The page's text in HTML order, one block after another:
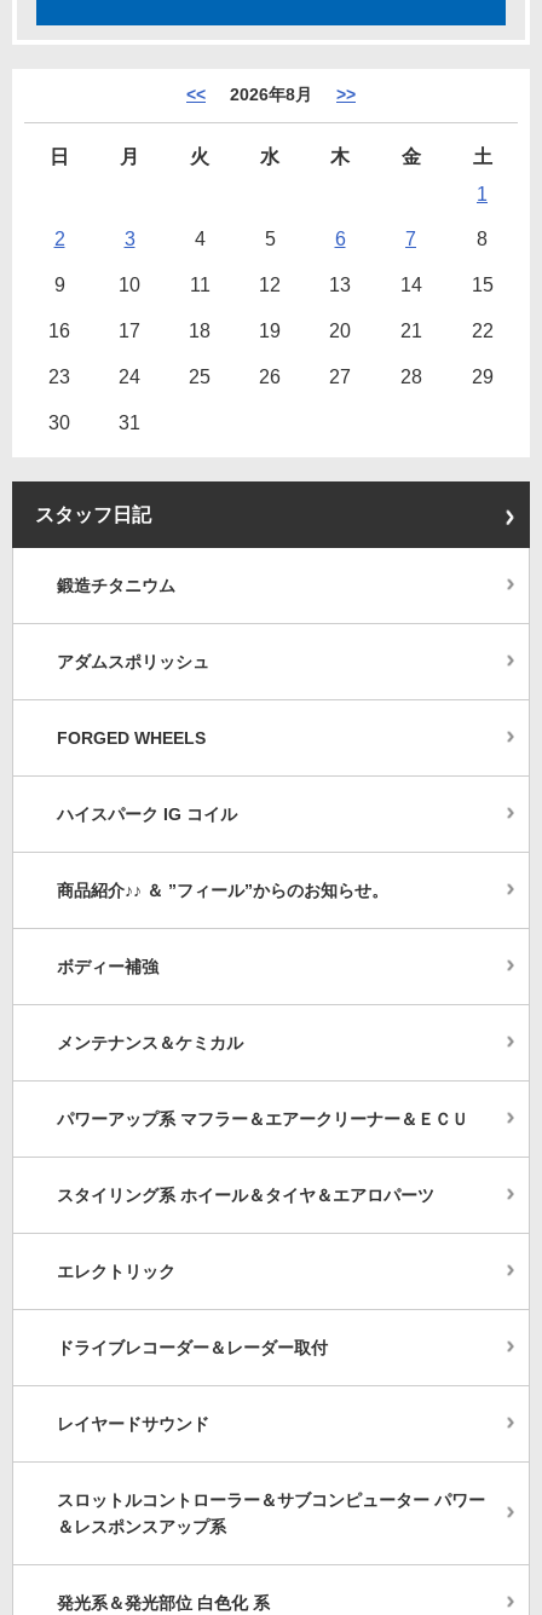
<< 2026年8月 >>
日 月 火 水 木 金
土
1
2 3 4 5 6 7 8
9 10 11 12 13 14 15
16 17 18 19 20 21 22
23 24 25 26 27 28 29
30 31
スタッフ日記
鍛造チタニウム
アダムスポリッシュ
FORGED WHEELS
ハイスパーク IG コイル
商品紹介♪♪ ＆ ”フィール”からのお知らせ。
ボディー補強
メンテナンス＆ケミカル
パワーアップ系 マフラー＆エアークリーナー＆ＥＣＵ
スタイリング系 ホイール＆タイヤ＆エアロパーツ
エレクトリック
ドライブレコーダー＆レーダー取付
レイヤードサウンド
スロットルコントローラー＆サブコンピューター パワー
＆レスポンスアップ系
発光系＆発光部位 白色化 系